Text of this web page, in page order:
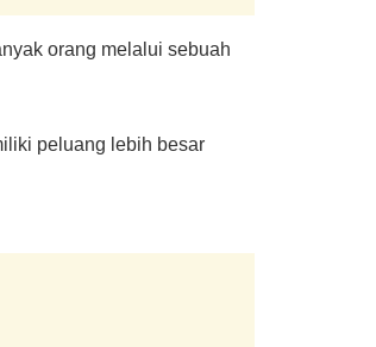
orang melalui sebuah
peluang lebih besar